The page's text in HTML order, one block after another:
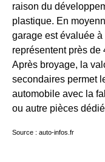
raison du
plastique. En
garage est évaluée
représentent près de
Après broyage, la
secondaires permet
automobile avec la
ou autre pièces
Source : auto-infos.fr